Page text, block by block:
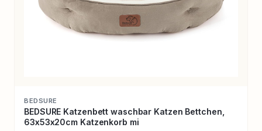
BEDSURE
BEDSURE Katzenbett waschbar Katzen Bettchen,
63x53x20cm Katzenkorb mi